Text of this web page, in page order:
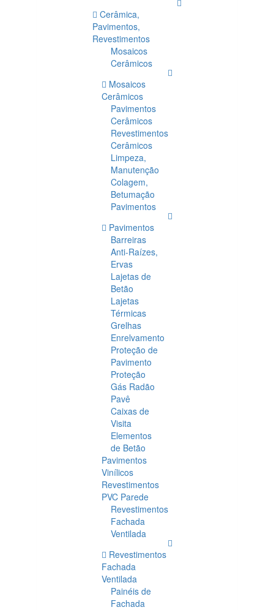
Cerâmica,
Pavimentos,
Revestimentos
Mosaicos
Cerâmicos
Mosaicos
Cerâmicos
Pavimentos
Cerâmicos
Revestimentos
Cerâmicos
Limpeza,
Manutenção
Colagem,
Betumação
Pavimentos
Pavimentos
Barreiras
Anti-Raízes,
Ervas
Lajetas de
Betão
Lajetas
Térmicas
Grelhas
Enrelvamento
Proteção de
Pavimento
Proteção
Gás Radão
Pavê
Caixas de
Visita
Elementos
de Betão
Pavimentos
Vinílicos
Revestimentos
PVC Parede
Revestimentos
Fachada
Ventilada
Revestimentos
Fachada
Ventilada
Painéis de
Fachada